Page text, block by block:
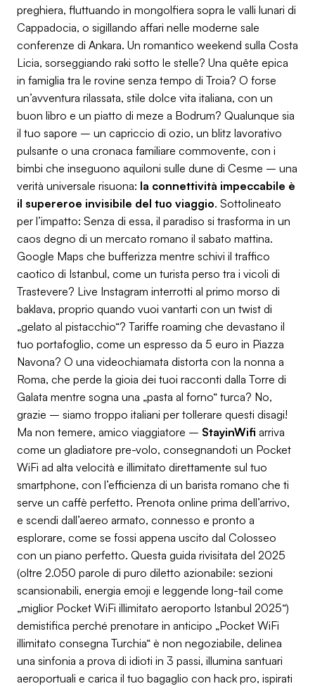
preghiera, fluttuando in mongolfiera sopra le valli lunari di
Cappadocia, o sigillando affari nelle moderne sale
conferenze di Ankara. Un romantico weekend sulla Costa
Licia, sorseggiando raki sotto le stelle? Una quête epica
in famiglia tra le rovine senza tempo di Troia? O forse
un’avventura rilassata, stile dolce vita italiana, con un
buon libro e un piatto di meze a Bodrum? Qualunque sia
il tuo sapore – un capriccio di ozio, un blitz lavorativo
pulsante o una cronaca familiare commovente, con i
bimbi che inseguono aquiloni sulle dune di Cesme – una
verità universale risuona: la connettività impeccabile è
il supereroe invisibile del tuo viaggio. Sottolineato
per l’impatto: Senza di essa, il paradiso si trasforma in un
caos degno di un mercato romano il sabato mattina.
Google Maps che bufferizza mentre schivi il traffico
caotico di Istanbul, come un turista perso tra i vicoli di
Trastevere? Live Instagram interrotti al primo morso di
baklava, proprio quando vuoi vantarti con un twist di
„gelato al pistacchio“? Tariffe roaming che devastano il
tuo portafoglio, come un espresso da 5 euro in Piazza
Navona? O una videochiamata distorta con la nonna a
Roma, che perde la gioia dei tuoi racconti dalla Torre di
Galata mentre sogna una „pasta al forno“ turca? No,
grazie – siamo troppo italiani per tollerare questi disagi!
Ma non temere, amico viaggiatore – StayinWifi arriva
come un gladiatore pre-volo, consegnandoti un Pocket
WiFi ad alta velocità e illimitato direttamente sul tuo
smartphone, con l’efficienza di un barista romano che ti
serve un caffè perfetto. Prenota online prima dell’arrivo,
e scendi dall’aereo armato, connesso e pronto a
esplorare, come se fossi appena uscito dal Colosseo
con un piano perfetto. Questa guida rivisitata del 2025
(oltre 2.050 parole di puro diletto azionabile: sezioni
scansionabili, energia emoji e leggende long-tail come
„miglior Pocket WiFi illimitato aeroporto Istanbul 2025“)
demistifica perché prenotare in anticipo „Pocket WiFi
illimitato consegna Turchia“ è non negoziabile, delinea
una sinfonia a prova di idioti in 3 passi, illumina santuari
aeroportuali e carica il tuo bagaglio con hack pro, ispirati